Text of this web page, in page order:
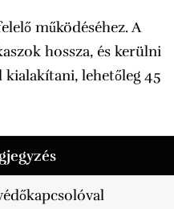
működéséhez. A
hossza, és kerülni
kialakítani, lehetőleg 45